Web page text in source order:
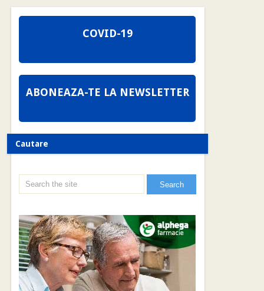
COVID-19
ABONEAZA-TE LA NEWSLETTER
Cautare